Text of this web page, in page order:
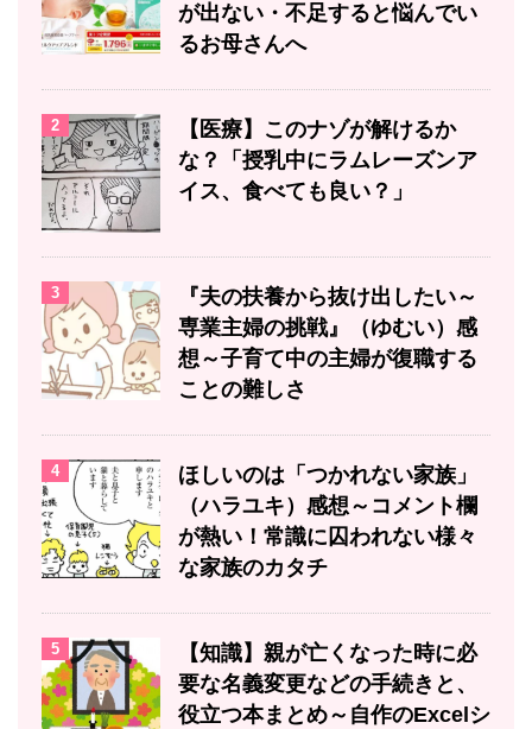
が出ない・不足すると悩んでい
るお母さんへ
2
【医療】このナゾが解けるか
な？「授乳中にラムレーズンア
イス、食べても良い？」
3
『夫の扶養から抜け出したい～
専業主婦の挑戦』（ゆむい）感
想～子育て中の主婦が復職する
ことの難しさ
4
ほしいのは「つかれない家族」
（ハラユキ）感想～コメント欄
が熱い！常識に囚われない様々
な家族のカタチ
5
【知識】親が亡くなった時に必
要な名義変更などの手続きと、
役立つ本まとめ～自作のExcelシ